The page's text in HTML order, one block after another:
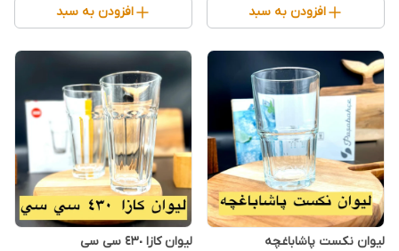
افزودن به سبد افزودن به سبد
لیوان نکست پاشاباغچه لیوان کازا ٤٣٠ سی سی